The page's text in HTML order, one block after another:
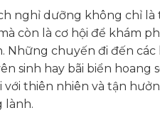
nghỉ dưỡng không chỉ là
còn là cơ hội để khám
Những chuyến đi đến
sinh hay bãi biển hoang
với thiên nhiên và tận
lành.